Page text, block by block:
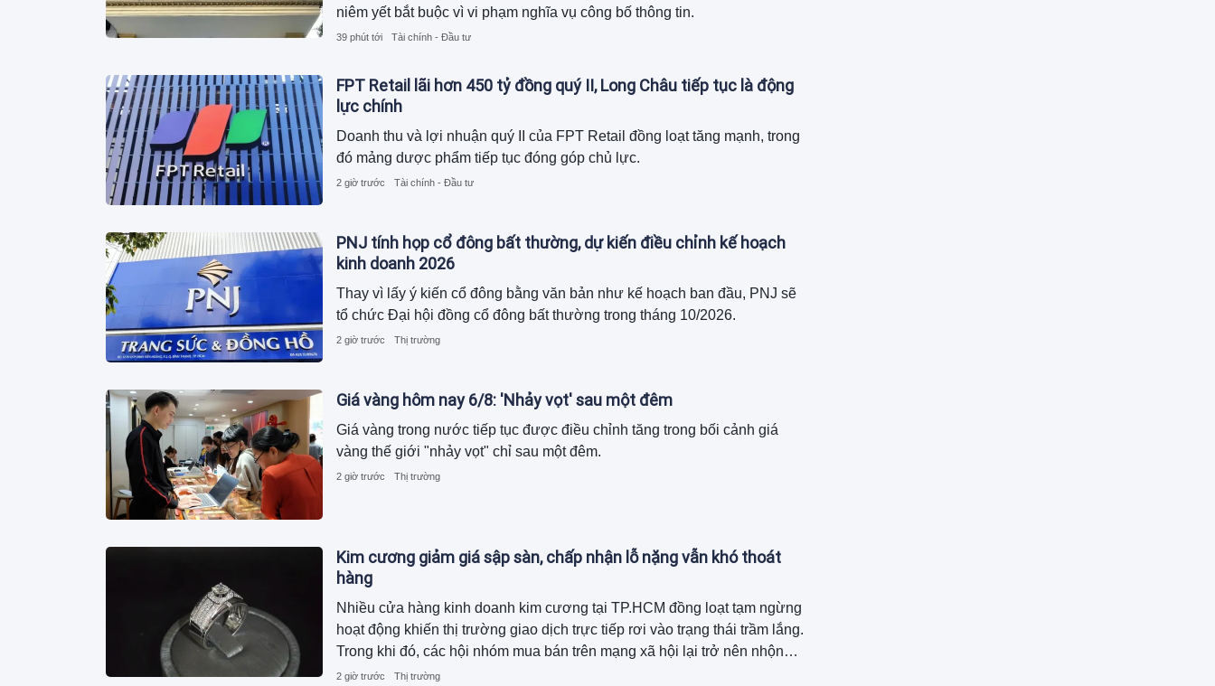
niêm yết bắt buộc vì vi phạm nghĩa vụ công bố thông tin.
39 phút tới Tài chính - Đầu tư
FPT Retail lãi hơn 450 tỷ đồng quý II, Long Châu tiếp tục là động
lực chính
Doanh thu và lợi nhuận quý II của FPT Retail đồng loạt tăng mạnh, trong
đó mảng dược phẩm tiếp tục đóng góp chủ lực.
2 giờ trước Tài chính - Đầu tư
PNJ tính họp cổ đông bất thường, dự kiến điều chỉnh kế hoạch
kinh doanh 2026
Thay vì lấy ý kiến cổ đông bằng văn bản như kế hoạch ban đầu, PNJ sẽ
tổ chức Đại hội đồng cổ đông bất thường trong tháng 10/2026.
2 giờ trước Thị trường
Giá vàng hôm nay 6/8: 'Nhảy vọt' sau một đêm
Giá vàng trong nước tiếp tục được điều chỉnh tăng trong bối cảnh giá
vàng thế giới "nhảy vọt" chỉ sau một đêm.
2 giờ trước Thị trường
Kim cương giảm giá sập sàn, chấp nhận lỗ nặng vẫn khó thoát
hàng
Nhiều cửa hàng kinh doanh kim cương tại TP.HCM đồng loạt tạm ngừng
hoạt động khiến thị trường giao dịch trực tiếp rơi vào trạng thái trầm lắng.
Trong khi đó, các hội nhóm mua bán trên mạng xã hội lại trở nên nhộn
nhịp với hàng loạt sản phẩm được rao bán dưới giá mua, thậm chí giảm
2 giờ trước Thị trường